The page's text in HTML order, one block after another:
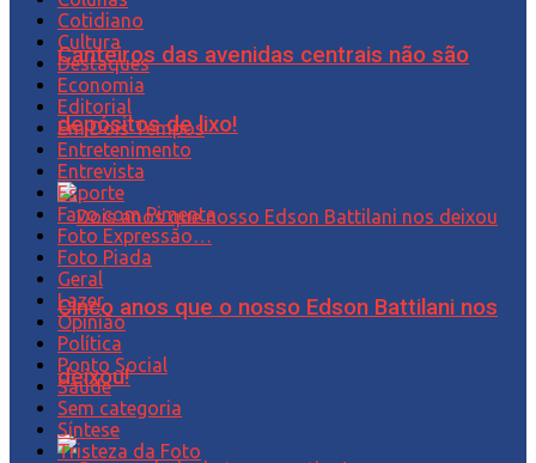
Canteiros das avenidas centrais não são
depósitos de lixo!
Cinco anos que o nosso Edson Battilani nos
deixou!
Cotidiano
Cultura
Destaques
Economia
Editorial
Em Dois Tempos
Entretenimento
Entrevista
Esporte
Favo com Pimenta
Foto Expressão…
Foto Piada
Geral
Lazer
Opinião
Política
Ponto Social
Saúde
Sem categoria
Síntese
Tristeza da Foto